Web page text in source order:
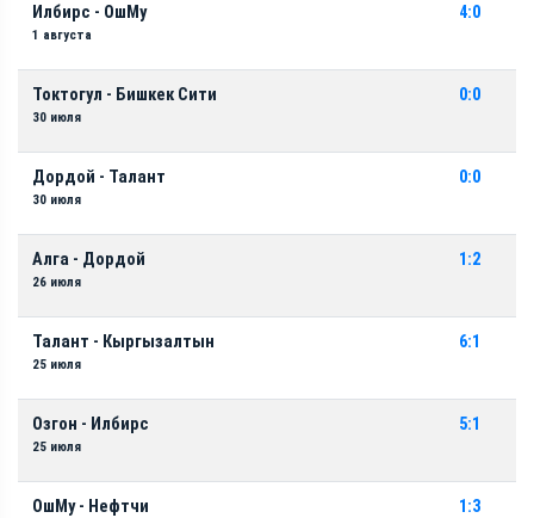
Илбирс - ОшМу
1 августа
4:0
Токтогул - Бишкек Сити
30 июля
0:0
Дордой - Талант
30 июля
0:0
Алга - Дордой
26 июля
1:2
Талант - Кыргызалтын
25 июля
6:1
Озгон - Илбирс
25 июля
5:1
ОшМу - Нефтчи 1:3